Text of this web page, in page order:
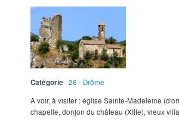
Catégorie
26 - Drôme
A voir, à visiter : église Sainte-Madeleine
chapelle, donjon du château (XIIIe), vieux